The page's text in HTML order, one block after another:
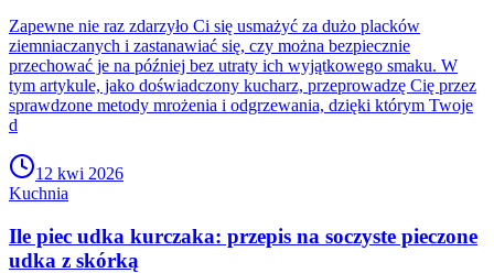
Zapewne nie raz zdarzyło Ci się usmażyć za dużo placków
ziemniaczanych i zastanawiać się, czy można bezpiecznie
przechować je na później bez utraty ich wyjątkowego smaku. W
tym artykule, jako doświadczony kucharz, przeprowadzę Cię przez
sprawdzone metody mrożenia i odgrzewania, dzięki którym Twoje
d
12 kwi 2026
Kuchnia
Ile piec udka kurczaka: przepis na soczyste pieczone
udka z skórką